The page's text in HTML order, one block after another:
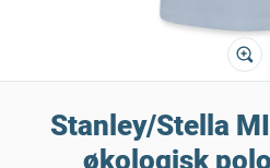
Stanley/Stella
økologisk